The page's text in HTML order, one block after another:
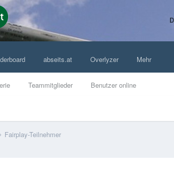
Teammitglieder Benutzer online
abseits.at Overlyzer Mehr
Fairplay-Teilnehmer